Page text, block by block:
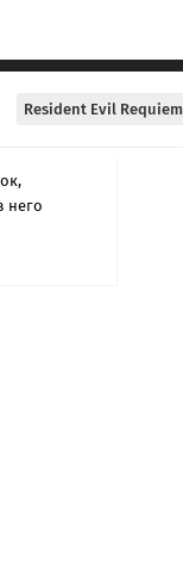
Resident Evil Requiem
него